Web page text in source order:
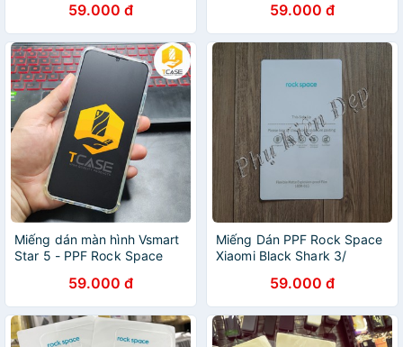
59.000 đ 59.000 đ
Miếng dán màn hình Vsmart
Star 5 - PPF Rock Space
59.000 đ
Miếng Dán PPF Rock Space
Xiaomi Black Shark 3/
59.000 đ